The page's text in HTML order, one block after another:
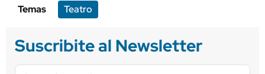
Temas
Teatro
Suscribite al Newsletter